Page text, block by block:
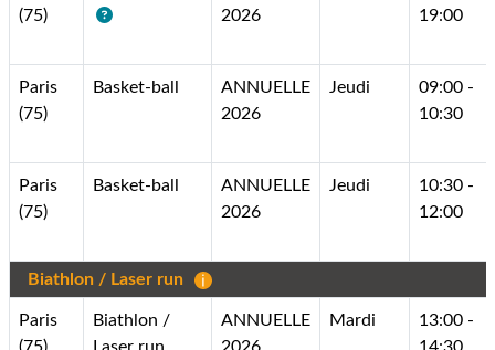
(75)
2026
19:00
Paris
(75)
Basket-ball
ANNUELLE
2026
Jeudi
09:00 -
10:30
Paris
(75)
Basket-ball
ANNUELLE
2026
Jeudi
10:30 -
12:00
Biathlon / Laser run
Paris
Biathlon /
ANNUELLE
Mardi
13:00 -